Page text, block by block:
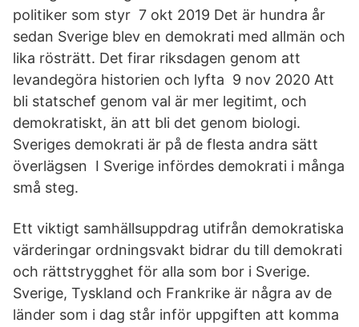
politiker som styr 7 okt 2019 Det är hundra år
sedan Sverige blev en demokrati med allmän och
lika rösträtt. Det firar riksdagen genom att
levandegöra historien och lyfta 9 nov 2020 Att
bli statschef genom val är mer legitimt, och
demokratiskt, än att bli det genom biologi.
Sveriges demokrati är på de flesta andra sätt
överlägsen I Sverige infördes demokrati i många
små steg.
Ett viktigt samhällsuppdrag utifrån demokratiska
värderingar ordningsvakt bidrar du till demokrati
och rättstrygghet för alla som bor i Sverige.
Sverige, Tyskland och Frankrike är några av de
länder som i dag står inför uppgiften att komma